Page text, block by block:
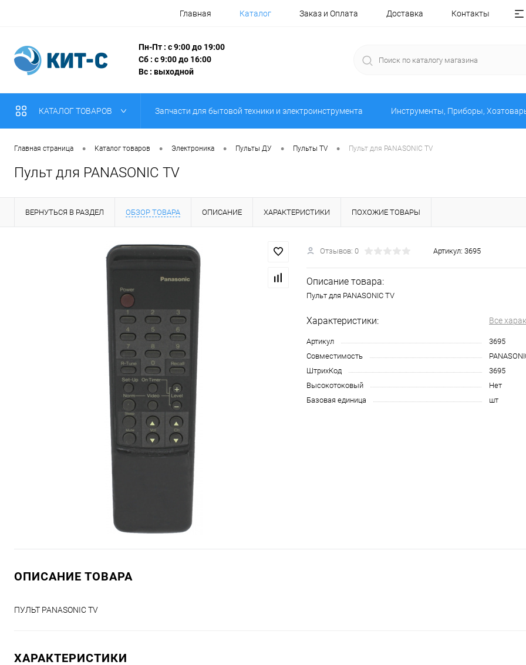
Главная Каталог Заказ и Оплата Доставка Контакты
Пн-Пт : с 9:00 до 19:00
Сб : с 9:00 до 16:00
Вс : выходной
КАТАЛОГ ТОВАРОВ Запчасти для бытовой техники и электроинструмента Инструменты, Приборы,
Главная страница • Каталог товаров • Электроника • Пульты ДУ • Пульты TV • Пульт для PANASONIC TV
Пульт для PANASONIC TV
ВЕРНУТЬСЯ В РАЗДЕЛ ОБЗОР ТОВАРА ОПИСАНИЕ ХАРАКТЕРИСТИКИ ПОХОЖИЕ ТОВАРЫ
Отзывов: 0 Артикул: 3695
Описание товара:
Пульт для PANASONIC TV
Характеристики: Все
Артикул
3695
Совместимость
ШтрихКод
3695
Высокотоковый
Нет
Базовая единица
шт
ОПИСАНИЕ ТОВАРА
ПУЛЬТ PANASONIC TV
ХАРАКТЕРИСТИКИ